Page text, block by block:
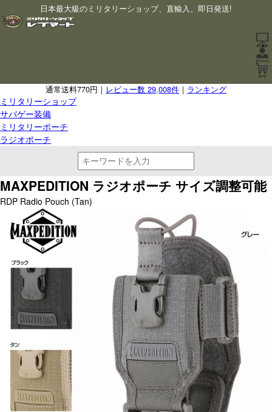
日本最大級のミリタリーショップ、直輸入、即日発送!
通常送料770円｜ レビュー数 29,008件 ｜ ランキング
ミリタリーショップ
サバゲー装備
ミリタリーポーチ
ラジオポーチ
MAXPEDITION ラジオポーチ サイズ調整可能
RDP Radio Pouch (Tan)